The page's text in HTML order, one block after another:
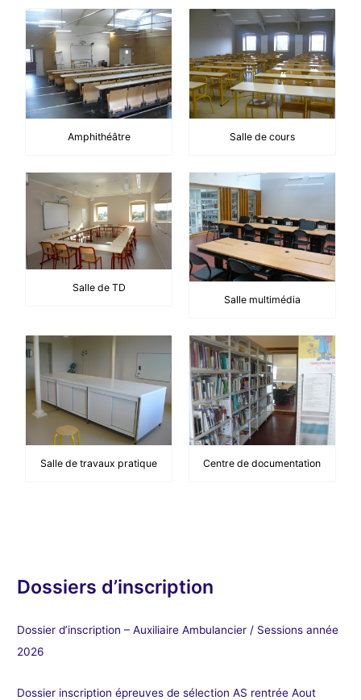
Amphithéâtre Salle de cours
Salle de TD
Salle multimédia
Salle de travaux pratique Centre de documentation
Dossiers d’inscription
Dossier d’inscription – Auxiliaire Ambulancier / Sessions année
2026
Dossier inscription épreuves de sélection AS rentrée Aout